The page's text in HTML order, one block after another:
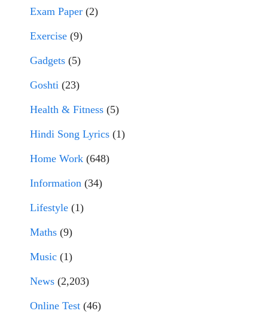
Exam Paper (2)
Exercise (9)
Gadgets (5)
Goshti (23)
Health & Fitness (5)
Hindi Song Lyrics (1)
Home Work (648)
Information (34)
Lifestyle (1)
Maths (9)
Music (1)
News (2,203)
Online Test (46)